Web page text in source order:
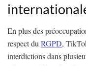
En plus des
respect duRGPD,
interdictions dans